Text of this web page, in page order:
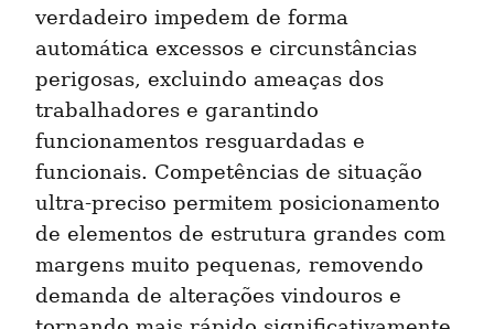
verdadeiro impedem de forma
automática excessos e circunstâncias
perigosas, excluindo ameaças dos
trabalhadores e garantindo
funcionamentos resguardadas e
funcionais. Competências de situação
ultra-preciso permitem posicionamento
de elementos de estrutura grandes com
margens muito pequenas, removendo
demanda de alterações vindouros e